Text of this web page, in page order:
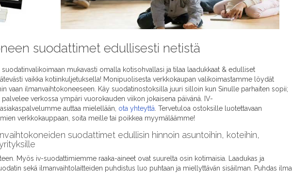
suodattimet edullisesti netistä
mukavasti omalla kotisohvallasi ja tilaa laadukkaat & edulliset
vaikka kotiinkuljetuksella! Monipuolisesta verkkokaupan valikoimastamme löydät
vaan ilmanvaihtokoneeseen. Käy suodatinostoksilla juuri silloin kun Sinulle parhaiten sopii;
verkossa ympäri vuorokauden viikon jokaisena päivänä. IV-
auttaa mielellään, ota yhteyttä . Tervetuloa ostoksille luotettavaan
verkkokauppaan, soita meille tai poikkea myymäläämme!
suodattimet edullisin hinnoin asuntoihin, koteihin,
Myös iv-suodattimiemme raaka-aineet ovat suurelta osin kotimaisia. Laadukas ja
sekä ilmanvaihtolaitteiden puhdistus luo puhtaan ja miellyttävän sisäilman. Puhdas ilma